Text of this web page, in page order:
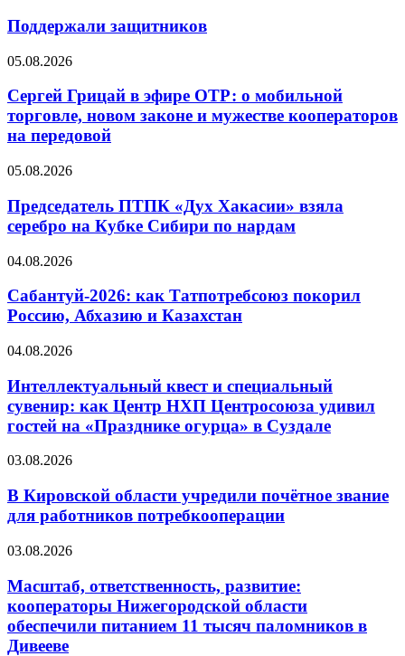
Поддержали защитников
05.08.2026
Сергей Грицай в эфире ОТР: о мобильной
торговле, новом законе и мужестве кооператоров
на передовой
05.08.2026
Председатель ПТПК «Дух Хакасии» взяла
серебро на Кубке Сибири по нардам
04.08.2026
Сабантуй-2026: как Татпотребсоюз покорил
Россию, Абхазию и Казахстан
04.08.2026
Интеллектуальный квест и специальный
сувенир: как Центр НХП Центросоюза удивил
гостей на «Празднике огурца» в Суздале
03.08.2026
В Кировской области учредили почётное звание
для работников потребкооперации
03.08.2026
Масштаб, ответственность, развитие:
кооператоры Нижегородской области
обеспечили питанием 11 тысяч паломников в
Дивееве